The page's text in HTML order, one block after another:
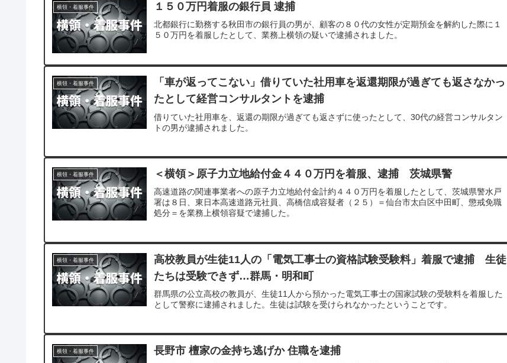
横領・着服事件 １５０万円着服の銀行員 逮捕
北都銀行に勤務する秋田市の銀行員の男が、顧客の８０代の女性が定期預金を解約した際に１
５０万円を着服したとして、業務上横領の疑いで逮捕されました。
横領・着服事件
「車が返ってこない」借りていた社用車を返還期限が過ぎても返さなかっ
たとして経営コンサルタントを逮捕
借りていた社用車を、返還の期限が過ぎても返さずに使ったとして、30代の経営コンサルタン
トの男が逮捕されました。
横領・着服事件 ＜横領＞原子力立地給付金４４０万円を着服、逮捕 茨城県警
高速道路の関連事業者への原子力立地給付金計約４４０万円を着服したとして、茨城県警水戸
署は８日、東日本高速道路元社員、高橋信成容疑者（２５）＝仙台市太白区中田町、懲戒免職
処分＝を業務上横領容疑で逮捕した。
横領・着服事件
高校教員が生徒11人の「電気工事士の資格試験受験料」着服で逮捕 生徒
たちは受験できず…群馬・明和町
群馬県の公立高校の教員が、生徒11人から預かった電気工事士の国家試験の受験料を着服した
として警察に逮捕されました。生徒は試験を受けられなかったということです。
横領・着服事件 長野市 檀家の金持ち逃げか 住職を逮捕